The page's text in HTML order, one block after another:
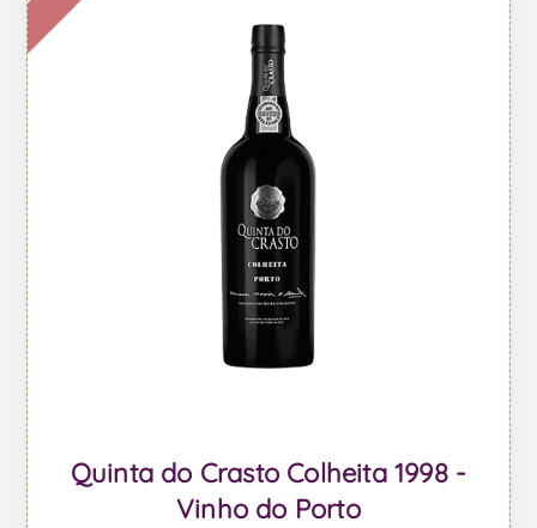
Quinta do Crasto Colheita 1998 -
Vinho do Porto